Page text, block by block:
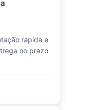
rápida e
no prazo